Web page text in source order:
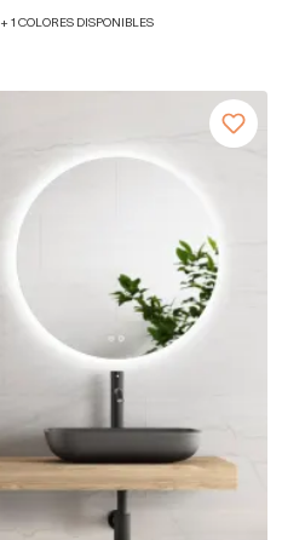
+ 1 COLORES DISPONIBLES